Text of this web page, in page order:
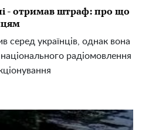
- отримав штраф: про що
серед українців, однак вона
радіомовлення